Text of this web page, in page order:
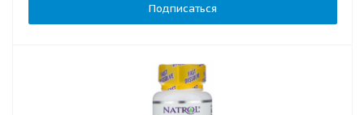
Подписаться